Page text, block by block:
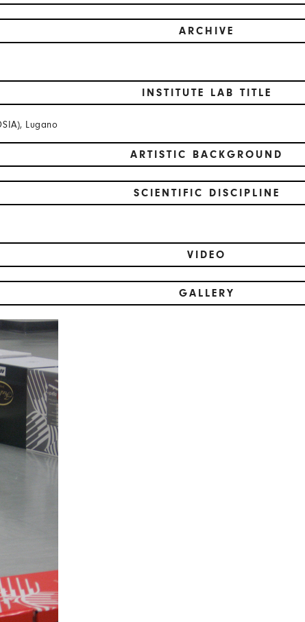
ARCHIVE
INSTITUTE LAB TITLE
Lugano
ARTISTIC BACKGROUND
SCIENTIFIC DISCIPLINE
VIDEO
GALLERY